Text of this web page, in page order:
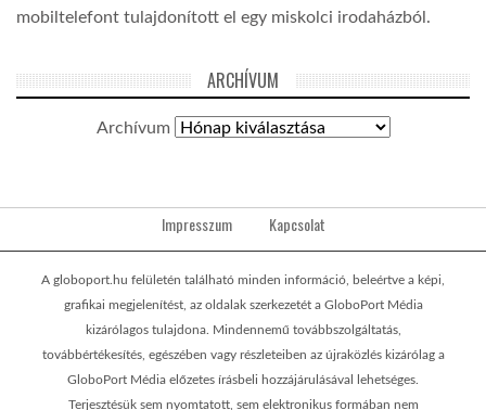
mobiltelefont tulajdonított el egy miskolci irodaházból.
ARCHÍVUM
Archívum
Impresszum Kapcsolat
A globoport.hu felületén található minden információ, beleértve a képi,
grafikai megjelenítést, az oldalak szerkezetét a GloboPort Média
kizárólagos tulajdona. Mindennemű továbbszolgáltatás,
továbbértékesítés, egészében vagy részleteiben az újraközlés kizárólag a
GloboPort Média előzetes írásbeli hozzájárulásával lehetséges.
Terjesztésük sem nyomtatott, sem elektronikus formában nem